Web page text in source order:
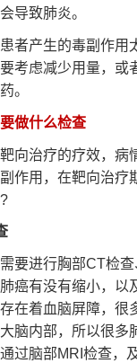
导致肺炎。
产生的毒副作用
考虑减少用量，或
。
做什么检查
治疗的疗效，病
作用，在靶向治疗
进行胸部CT检查
癌有没有缩小，以
在着血脑屏障，很
脑内部，所以很多
过脑部MRI检查，